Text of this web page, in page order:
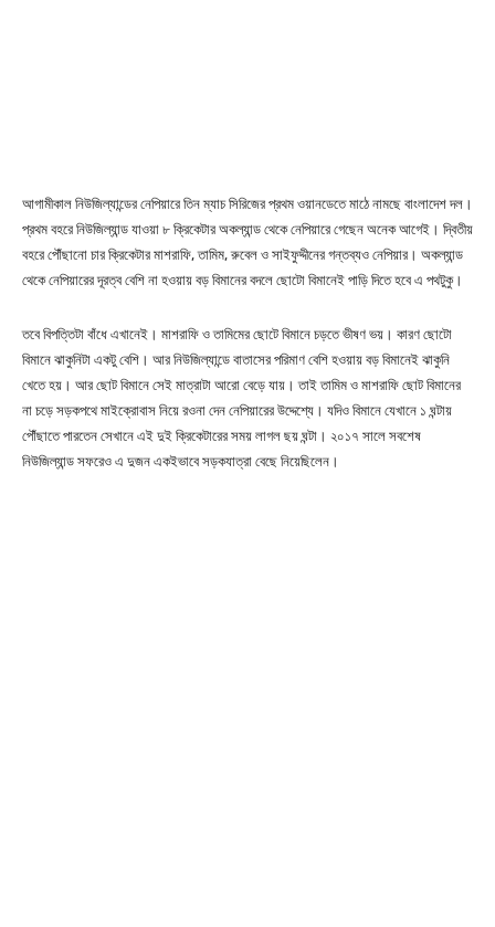
আগামীকাল নিউজিল্যান্ডের নেপিয়ারে তিন ম্যাচ সিরিজের প্রথম ওয়ানডেতে মাঠে নামছে বাংলাদেশ দল।
প্রথম বহরে নিউজিল্যান্ড যাওয়া ৮ ক্রিকেটার অকল্যান্ড থেকে নেপিয়ারে গেছেন অনেক আগেই। দ্বিতীয়
বহরে পৌঁছানো চার ক্রিকেটার মাশরাফি, তামিম, রুবেল ও সাইফুদ্দীনের গন্তব্যও নেপিয়ার। অকল্যান্ড
থেকে নেপিয়ারের দূরত্ব বেশি না হওয়ায় বড় বিমানের বদলে ছোটো বিমানেই পাড়ি দিতে হবে এ পথটুকু।
তবে বিপত্তিটা বাঁধে এখানেই। মাশরাফি ও তামিমের ছোটে বিমানে চড়তে ভীষণ ভয়। কারণ ছোটো
বিমানে ঝাকুনিটা একটু বেশি। আর নিউজিল্যান্ডে বাতাসের পরিমাণ বেশি হওয়ায় বড় বিমানেই ঝাকুনি
খেতে হয়। আর ছোট বিমানে সেই মাত্রাটা আরো বেড়ে যায়। তাই তামিম ও মাশরাফি ছোট বিমানের
না চড়ে সড়কপথে মাইক্রোবাস নিয়ে রওনা দেন নেপিয়ারের উদ্দেশ্যে। যদিও বিমানে যেখানে ১ ঘন্টায়
পৌঁছাতে পারতেন সেখানে এই দুই ক্রিকেটারের সময় লাগল ছয় ঘন্টা। ২০১৭ সালে সবশেষ
নিউজিল্যান্ড সফরেও এ দুজন একইভাবে সড়কযাত্রা বেছে নিয়েছিলেন।